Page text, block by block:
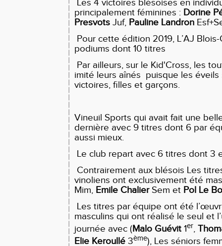
Les 4 victoires blésoises en
principalement féminines : Dorine
Presvots Juf, Pauline Landron
Pour cette édition 2019, L’AJ
podiums dont 10 titres
Par ailleurs, sur le Kid'Cross, les
imité leurs aînés puisque les
victoires, filles et garçons.
Vineuil Sports qui avait fait une
dernière avec 9 titres dont 6 par
aussi mieux.
Le club repart avec 6 titres dont 3
Contrairement aux blésois Les
vinoliens ont exclusivement été
Mim, Emile ChalierSem et Pol Le
Les titres par équipe ont été
masculins qui ont réalisé le seul et
journée avec (Malo Guévit 1er,
Elie Keroullé 3ème), Les séniors